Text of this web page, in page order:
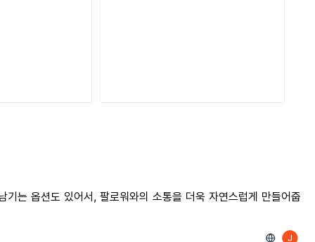
는 옵션도 있어서, 팔로워와의 소통을 더욱 자연스럽게 만들어줍